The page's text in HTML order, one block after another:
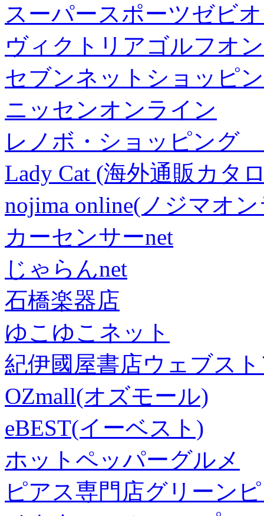
スーパースポーツゼビ
ヴィクトリアゴルフオ
セブンネットショッピ
ニッセンオンライン
レノボ・ショッピング
Lady Cat (海外通販カタ
nojima online(ノジマオ
カーセンサーnet
じゃらんnet
石橋楽器店
ゆこゆこネット
紀伊國屋書店ウェブス
OZmall(オズモール)
eBEST(イーベスト)
ホットペッパーグルメ
ピアス専門店グリーン